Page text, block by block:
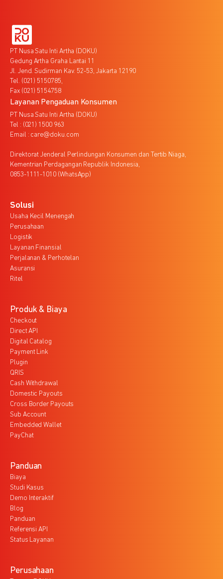
PT Nusa Satu Inti Artha (DOKU)
Gedung Artha Graha Lantai 11
Jl. Jend. Sudirman Kav. 52-53, Jakarta 12190
Tel. (021) 5150785,
Fax (021) 5154758
Layanan Pengaduan Konsumen
PT Nusa Satu Inti Artha (DOKU)
Tel : (021) 1500 963
Email : care@doku.com
Direktorat Jenderal Perlindungan Konsumen dan Tertib Niaga,
Kementrian Perdagangan Republik Indonesia,
0853-1111-1010 (WhatsApp)
Solusi
Usaha Kecil Menengah
Perusahaan
Logistik
Layanan Finansial
Perjalanan & Perhotelan
Asuransi
Ritel
Produk & Biaya
Checkout
Direct API
Digital Catalog
Payment Link
Plugin
QRIS
Cash Withdrawal
Domestic Payouts
Cross Border Payouts
Sub Account
Embedded Wallet
PayChat
Panduan
Biaya
Studi Kasus
Demo Interaktif
Blog
Panduan
Referensi API
Status Layanan
Perusahaan